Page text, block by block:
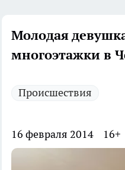
Молодая
многоэтажки в
Происшествия
16 февраля 2014 16+